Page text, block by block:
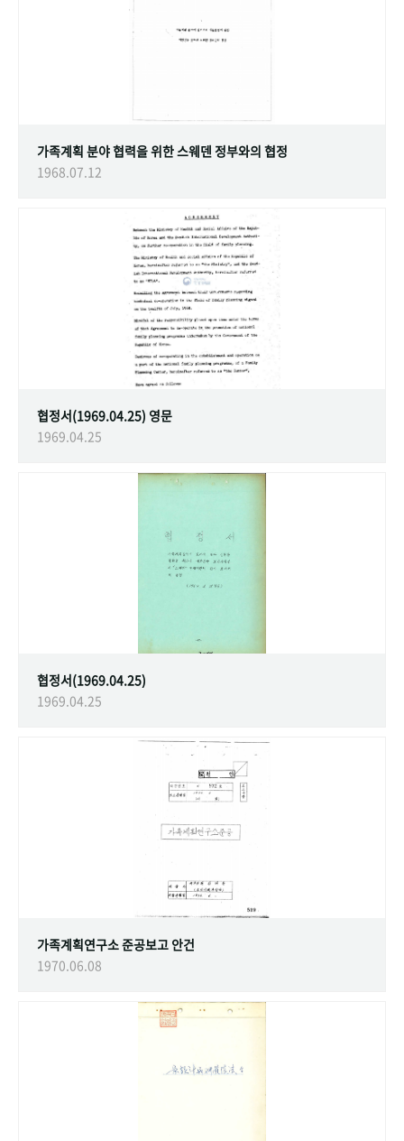
가족계획 분야 협력을 위한 스웨덴 정부와의 협정
1968.07.12
협정서(1969.04.25) 영문
1969.04.25
협정서(1969.04.25)
1969.04.25
가족계획연구소 준공보고 안건
1970.06.08